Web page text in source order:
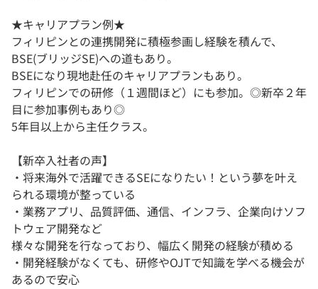
★キャリアプラン例★
フィリピンとの連携開発に積極参画し経験を積んで、
BSE(ブリッジSE)への道もあり。
BSEになり現地赴任のキャリアプランもあり。
フィリピンでの研修（１週間ほど）にも参加。◎新卒２年
目に参加事例もあり◎
5年目以上から主任クラス。
【新卒入社者の声】
・将来海外で活躍できるSEになりたい！という夢を叶え
られる環境が整っている
・業務アプリ、品質評価、通信、インフラ、企業向けソフ
トウェア開発など
様々な開発を行なっており、幅広く開発の経験が積める
・開発経験がなくても、研修やOJTで知識を学べる機会が
あるので安心